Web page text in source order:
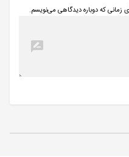
زمانی که دوباره دیدگاهی می‌نویسم.